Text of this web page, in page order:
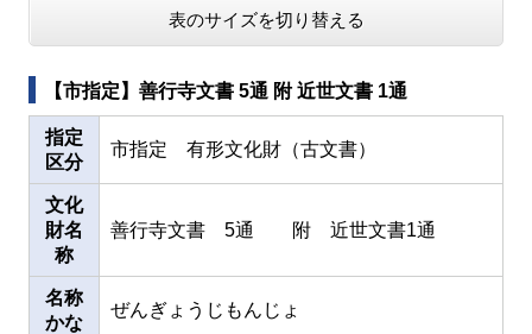
表のサイズを切り替える
【市指定】善行寺文書 5通 附 近世文書 1通
指定
区分
市指定 有形文化財（古文書）
文化
財名
称
善行寺文書 5通 附 近世文書1通
名称
かな
ぜんぎょうじもんじょ